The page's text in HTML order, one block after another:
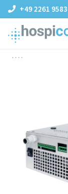
+49 2261
. . . .